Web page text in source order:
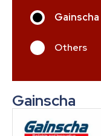
Gainscha
Others
Gainscha